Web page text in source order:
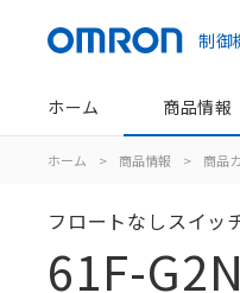
制御
ホーム 商品情報
ホーム > 商品情報 > 商品
フロートなしスイッ
61F-